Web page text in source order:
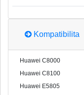
Kompatibilita
Huawei C8000
Huawei C8100
Huawei E5805